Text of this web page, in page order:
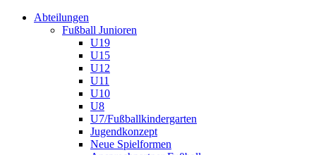
Abteilungen
Fußball Junioren
U19
U15
U12
U11
U10
U8
U7/Fußballkindergarten
Jugendkonzept
Neue Spielformen